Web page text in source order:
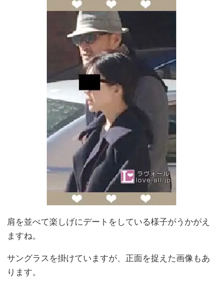
肩を並べて楽しげにデートをしている様子がうかがえ
ますね。
サングラスを掛けていますが、正面を捉えた画像もあ
ります。